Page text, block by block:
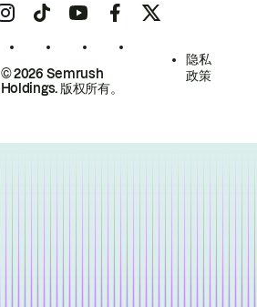
© 2026 Semrush
Holdings. 版权所有。
隐私
政策